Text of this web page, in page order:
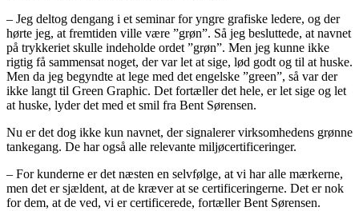
– Jeg deltog dengang i et seminar for yngre grafiske ledere, og der
hørte jeg, at fremtiden ville være ”grøn”. Så jeg besluttede, at navnet
på trykkeriet skulle indeholde ordet ”grøn”. Men jeg kunne ikke
rigtig få sammensat noget, der var let at sige, lød godt og til at huske.
Men da jeg begyndte at lege med det engelske ”green”, så var der
ikke langt til Green Graphic. Det fortæller det hele, er let sige og let
at huske, lyder det med et smil fra Bent Sørensen.
Nu er det dog ikke kun navnet, der signalerer virksomhedens grønne
tankegang. De har også alle relevante miljøcertificeringer.
– For kunderne er det næsten en selvfølge, at vi har alle mærkerne,
men det er sjældent, at de kræver at se certificeringerne. Det er nok
for dem, at de ved, vi er certificerede, fortæller Bent Sørensen.